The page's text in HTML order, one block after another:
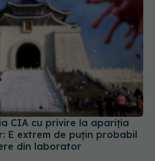
CIA cu privire la apariția
E extrem de puţin probabil
din laborator